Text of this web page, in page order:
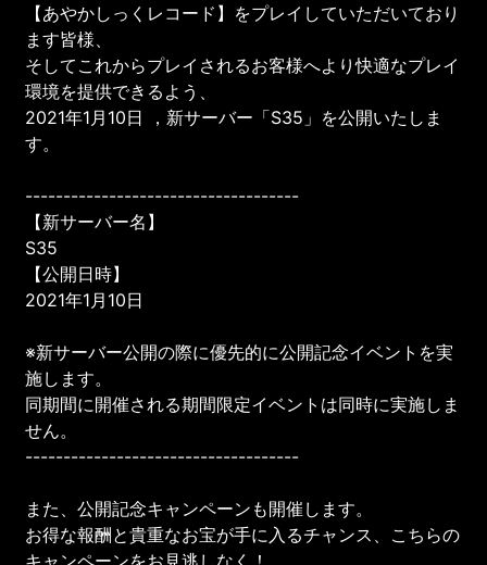
【あやかしっくレコード】をプレイしていただいており
ます皆様、
そしてこれからプレイされるお客様へより快適なプレイ
環境を提供できるよう、
2021年1月10日 ，新サーバー「S35」を公開いたしま
す。
------------------------------------
【新サーバー名】
S35
【公開日時】
2021年1月10日
※新サーバー公開の際に優先的に公開記念イベントを実
施します。
同期間に開催される期間限定イベントは同時に実施しま
せん。
------------------------------------
また、公開記念キャンペーンも開催します。
お得な報酬と貴重なお宝が手に入るチャンス、こちらの
キャンペーンをお見逃しなく！